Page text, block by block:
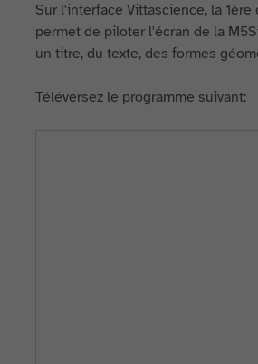
Sur l'interface Vittascience, la 1ère
permet de piloter l'écran de la
un titre, du texte, des formes
Téléversez le programme suivant: